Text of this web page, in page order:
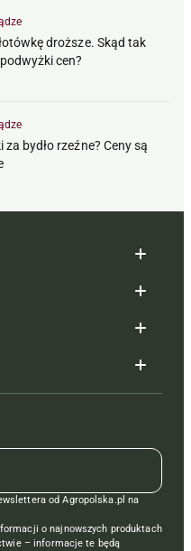
droższe. Skąd tak
cen?
bydło rzeźne? Ceny są
od Agropolska.pl na
o najnowszych produktach
– informacje te będą